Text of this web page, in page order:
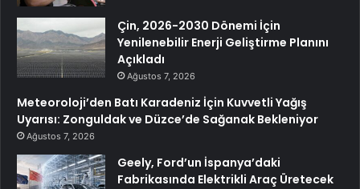
Çin, 2026-2030 Dönemi İçin
Yenilenebilir Enerji Geliştirme Planını
Açıkladı
Ağustos 7, 2026
Meteoroloji’den Batı Karadeniz İçin Kuvvetli Yağış
Uyarısı: Zonguldak ve Düzce’de Sağanak Bekleniyor
Ağustos 7, 2026
Geely, Ford’un İspanya’daki
Fabrikasında Elektrikli Araç Üretecek